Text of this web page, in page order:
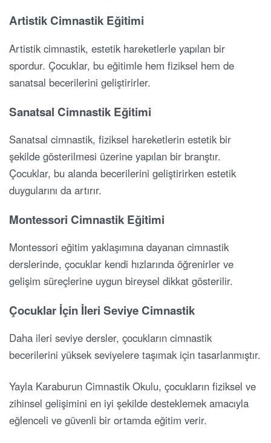
Artistik Cimnastik Eğitimi
Artistik cimnastik, estetik hareketlerle yapılan bir
spordur. Çocuklar, bu eğitimle hem fiziksel hem de
sanatsal becerilerini geliştirirler.
Sanatsal Cimnastik Eğitimi
Sanatsal cimnastik, fiziksel hareketlerin estetik bir
şekilde gösterilmesi üzerine yapılan bir branştır.
Çocuklar, bu alanda becerilerini geliştirirken estetik
duygularını da artırır.
Montessori Cimnastik Eğitimi
Montessori eğitim yaklaşımına dayanan cimnastik
derslerinde, çocuklar kendi hızlarında öğrenirler ve
gelişim süreçlerine uygun bireysel dikkat gösterilir.
Çocuklar İçin İleri Seviye Cimnastik
Daha ileri seviye dersler, çocukların cimnastik
becerilerini yüksek seviyelere taşımak için tasarlanmıştır.
Yayla Karaburun Cimnastik Okulu, çocukların fiziksel ve
zihinsel gelişimini en iyi şekilde desteklemek amacıyla
eğlenceli ve güvenli bir ortamda eğitim verir.